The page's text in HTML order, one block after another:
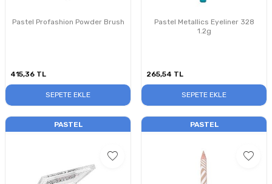
Pastel Profashion Powder Brush
415,36 TL
SEPETE EKLE
Pastel Metallics Eyeliner 328
1.2g
265,54 TL
SEPETE EKLE
PASTEL PASTEL